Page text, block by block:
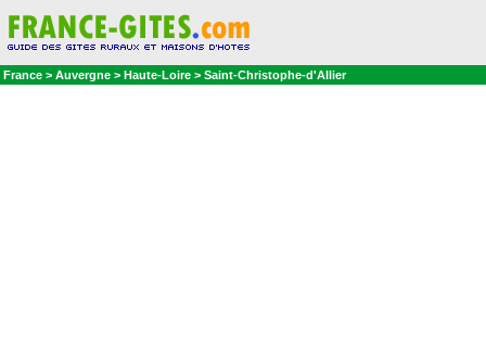
France > Auvergne > Haute-Loire > Saint-Christophe-d'Allier